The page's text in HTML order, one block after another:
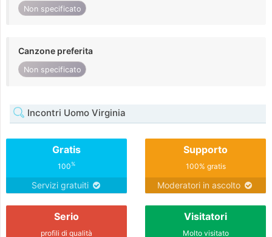
Non specificato
Canzone preferita
Non specificato
Incontri Uomo Virginia
Gratis
100%
Servizi gratuiti
Supporto
100% gratis
Moderatori in ascolto
Serio
profili di qualità
Visitatori
Molto visitato